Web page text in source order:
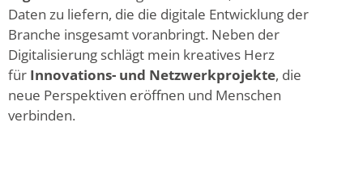
Daten zu liefern, die die digitale Entwicklung der
Branche insgesamt voranbringt. Neben der
Digitalisierung schlägt mein kreatives Herz
für Innovations- und Netzwerkprojekte, die
neue Perspektiven eröffnen und Menschen
verbinden.